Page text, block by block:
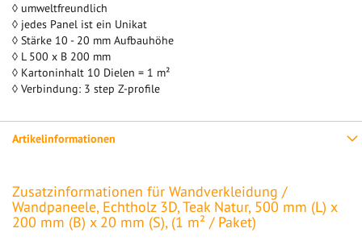
◊ umweltfreundlich
◊ jedes Panel ist ein Unikat
◊ Stärke 10 - 20 mm Aufbauhöhe
◊ L 500 x B 200 mm
◊ Kartoninhalt 10 Dielen = 1 m²
◊ Verbindung: 3 step Z-profile
Artikelinformationen
Zusatzinformationen für Wandverkleidung /
Wandpaneele, Echtholz 3D, Teak Natur, 500 mm (L) x
200 mm (B) x 20 mm (S), (1 m² / Paket)